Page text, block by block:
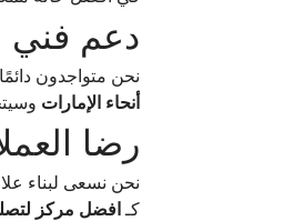
دعم فني
نحن متواجدون
أنحاء الإمارات
رضا
نحن نسعى لبناء
كـ افضل مركز